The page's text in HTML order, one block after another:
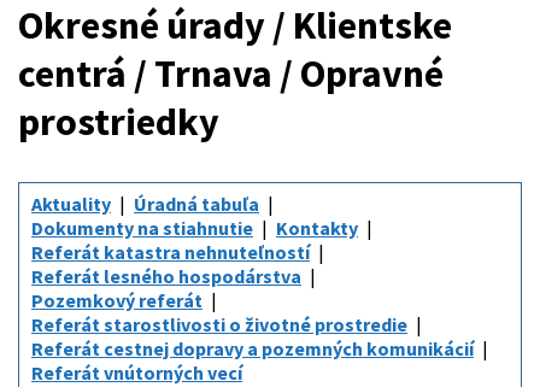
Okresné úrady / Klientske
centrá / Trnava / Opravné
prostriedky
Aktuality
Úradná tabuľa
Dokumenty na stiahnutie
Kontakty
Referát katastra nehnuteľností
Referát lesného hospodárstva
Pozemkový referát
Referát starostlivosti o životné prostredie
Referát cestnej dopravy a pozemných komunikácií
Referát vnútorných vecí